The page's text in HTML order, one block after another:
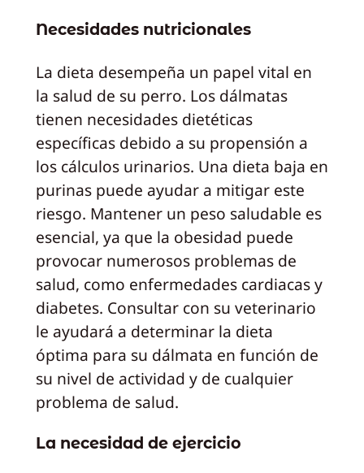
Necesidades nutricionales
La dieta desempeña un papel vital en
la salud de su perro. Los dálmatas
tienen necesidades dietéticas
específicas debido a su propensión a
los cálculos urinarios. Una dieta baja en
purinas puede ayudar a mitigar este
riesgo. Mantener un peso saludable es
esencial, ya que la obesidad puede
provocar numerosos problemas de
salud, como enfermedades cardiacas y
diabetes. Consultar con su veterinario
le ayudará a determinar la dieta
óptima para su dálmata en función de
su nivel de actividad y de cualquier
problema de salud.
La necesidad de ejercicio